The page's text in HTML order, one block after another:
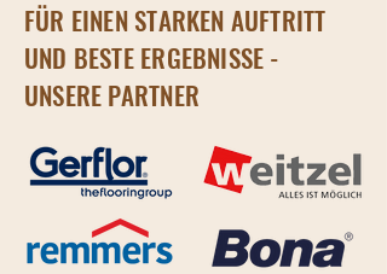
FÜR EINEN STARKEN AUFTRITT
UND BESTE ERGEBNISSE -
UNSERE PARTNER